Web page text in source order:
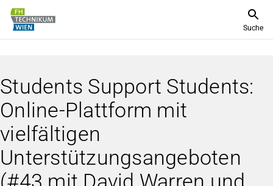
Suche
Students Support Students:
Online-Plattform mit
vielfältigen
Unterstützungsangeboten
(#43 mit David Warren und